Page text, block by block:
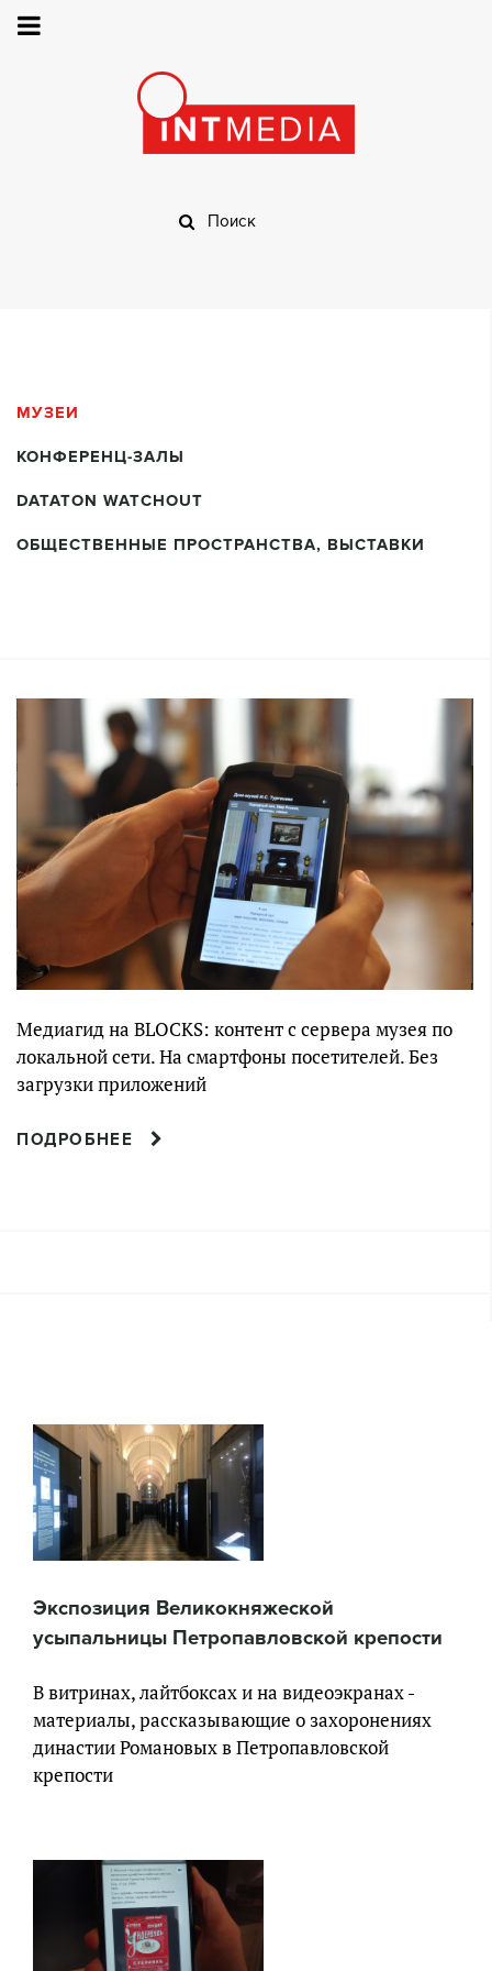
МУЗЕИ
КОНФЕРЕНЦ-ЗАЛЫ
DATATON WATCHOUT
ОБЩЕСТВЕННЫЕ ПРОСТРАНСТВА, ВЫСТАВКИ
Медиагид на BLOCKS: контент с сервера музея по
локальной сети. На смартфоны посетителей. Без
загрузки приложений
ПОДРОБНЕЕ
Экспозиция Великокняжеской
усыпальницы Петропавловской крепости
В витринах, лайтбоксах и на видеоэкранах -
материалы, рассказывающие о захоронениях
династии Романовых в Петропавловской
крепости